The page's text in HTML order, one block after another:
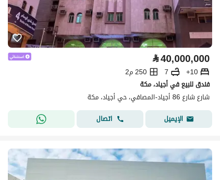
⃁40,000,000
10+
7
250 م2
فندق للبيع في أجياد، مكة
شارع شارع 86 أجياد-المصافي، حي أجياد، مكة
الإيميل
اتصال